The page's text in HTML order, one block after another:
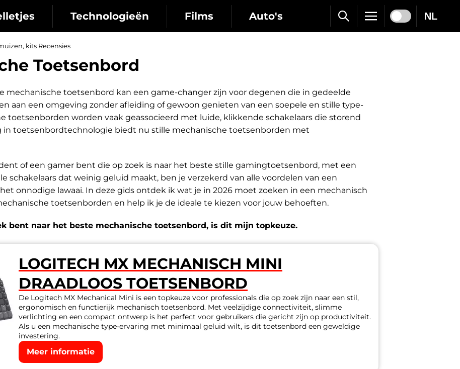
Technologieën Films Auto's NL
kits Recensies
Toetsenbord
mechanische toetsenbord kan een game-changer zijn voor degenen die in gedeelde
aan een omgeving zonder afleiding of gewoon genieten van een soepele en stille type-
toetsenborden worden vaak geassocieerd met luide, klikkende schakelaars die storend
in toetsenbordtechnologie biedt nu stille mechanische toetsenborden met
of een gamer bent die op zoek is naar het beste stille gamingtoetsenbord, met een
schakelaars dat weinig geluid maakt, ben je verzekerd van alle voordelen van een
onnodige lawaai. In deze gids ontdek ik wat je in 2026 moet zoeken in een mechanisch
toetsenborden en help ik je de ideale te kiezen voor jouw behoeften.
bent naar het beste mechanische toetsenbord, is dit mijn topkeuze.
LOGITECH MX MECHANISCH MINI
DRAADLOOS TOETSENBORD
De Logitech MX Mechanical Mini is een topkeuze voor professionals die op zoek zijn naar een stil,
ergonomisch en functierijk mechanisch toetsenbord. Met veelzijdige connectiviteit, slimme
verlichting en een compact ontwerp is het perfect voor gebruikers die gericht zijn op productiviteit.
Als u een mechanische type-ervaring met minimaal geluid wilt, is dit toetsenbord een geweldige
investering.
Meer informatie